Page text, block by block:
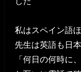
私はスペイン語
先生は英語も日
「何日の何時に